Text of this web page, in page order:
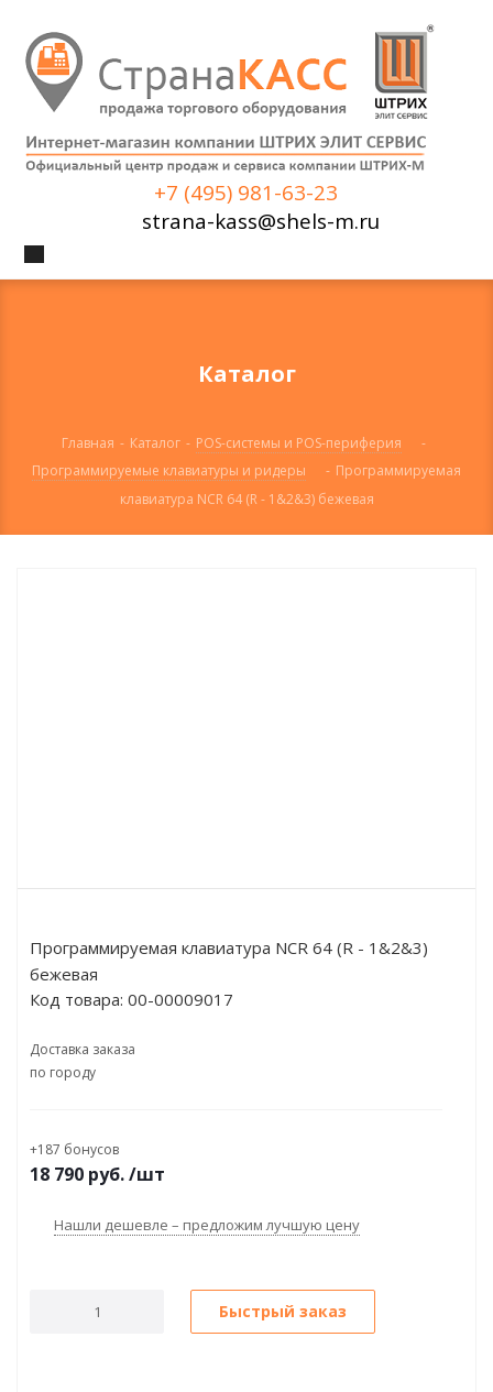
+7 (495) 981-63-23
strana-kass@shels-m.ru
Каталог
Главная - Каталог - POS-системы и POS-периферия
-
Программируемые клавиатуры и ридеры
- Программируемая
клавиатура NCR 64 (R - 1&2&3) бежевая
Программируемая клавиатура NCR 64 (R - 1&2&3)
бежевая
Код товара: 00-00009017
Доставка заказа
по городу
+187 бонусов
18 790 руб./шт
Нашли дешевле – предложим лучшую цену
Быстрый заказ